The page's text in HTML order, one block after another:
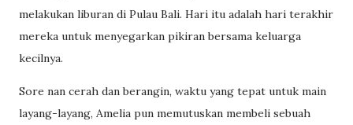
melakukan liburan di Pulau Bali. Hari itu adalah hari terakhir
mereka untuk menyegarkan pikiran bersama keluarga
kecilnya.
Sore nan cerah dan berangin, waktu yang tepat untuk main
layang-layang, Amelia pun memutuskan membeli sebuah